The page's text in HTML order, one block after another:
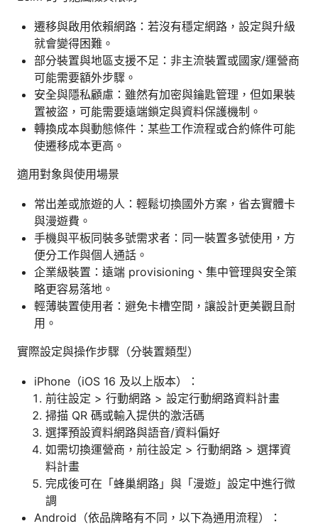
遷移與啟用依賴網路：若沒有穩定網路，設定與升級
就會變得困難。
部分裝置與地區支援不足：非主流裝置或國家/運營商
可能需要額外步驟。
安全與隱私顧慮：雖然有加密與鑰匙管理，但如果裝
置被盜，可能需要遠端鎖定與資料保護機制。
轉換成本與動態條件：某些工作流程或合約條件可能
使遷移成本更高。
適用對象與使用場景
常出差或旅遊的人：輕鬆切換國外方案，省去實體卡
與漫遊費。
手機與平板同裝多號需求者：同一裝置多號使用，方
便分工作與個人通話。
企業級裝置：遠端 provisioning、集中管理與安全策
略更容易落地。
輕薄裝置使用者：避免卡槽空間，讓設計更美觀且耐
用。
實際設定與操作步驟（分裝置類型）
iPhone（iOS 16 及以上版本）：
前往設定 > 行動網路 > 設定行動網路資料計畫
掃描 QR 碼或輸入提供的激活碼
選擇預設資料網路與語音/資料偏好
如需切換運營商，前往設定 > 行動網路 > 選擇資
料計畫
完成後可在「蜂巢網路」與「漫遊」設定中進行微
調
Android（依品牌略有不同，以下為通用流程）：